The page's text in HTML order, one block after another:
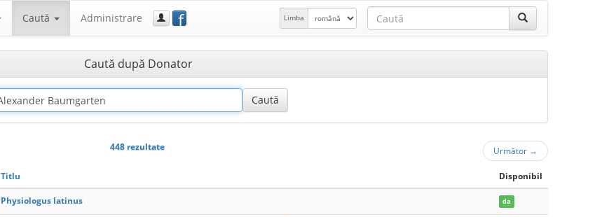
Caută Administrare f Limba
Caută după Donator
448 rezultate Următor →
Titlu Disponibil
Physiologus latinus da